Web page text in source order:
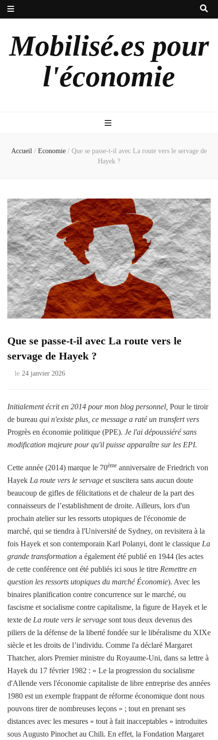
Mobilisé.es pour
l'économie
Accueil / Economie / Que se passe-t-il avec La route vers le servage de
Hayek ?
Que se passe-t-il avec La route vers le
servage de Hayek ?
le 24 janvier 2026
Initialement écrit en 2014 pour mon blog personnel, Pour le tiroir
de bureau qui n'existe plus, ce message a raté un transfert vers
Progrès en économie politique (PPE). Je l'ai dépoussiéré sans
modification majeure pour qu'il puisse apparaître sur les EPI.
Cette année (2014) marque le 70ème anniversaire de Friedrich von
Hayek La route vers le servage et suscitera sans aucun doute
beaucoup de gifles de félicitations et de chaleur de la part des
connaisseurs de l’establishment de droite. Ailleurs, lors d'un
prochain atelier sur les ressorts utopiques de l'économie de
marché, qui se tiendra à l'Université de Sydney, on revisitera à la
fois Hayek et son contemporain Karl Polanyi, dont le classique La
grande transformation a également été publié en 1944 (les actes
de cette conférence ont été publiés ici sous le titre Remettre en
question les ressorts utopiques du marché Économie). Avec les
binaires planification contre concurrence sur le marché, ou
fascisme et socialisme contre capitalisme, la figure de Hayek et le
texte de La route vers le servage sont tous deux devenus des
piliers de la défense de la liberté fondée sur le libéralisme du XIXe
siècle et les droits de l’individu. Comme l'a déclaré Margaret
Thatcher, alors Premier ministre du Royaume-Uni, dans sa lettre à
Hayek du 17 février 1982 : « Le la progression du socialisme
d'Allende vers l'économie capitaliste de libre entreprise des années
1980 est un exemple frappant de réforme économique dont nous
pouvons tirer de nombreuses leçons » ; tout en prenant ses
distances avec les mesures « tout à fait inacceptables » introduites
sous Augusto Pinochet au Chili. En effet, la Fondation Margaret